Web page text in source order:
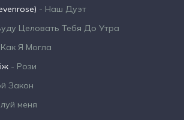
- Наш Дуэт
Целовать Тебя До Утра
Я Могла
- Рози
Закон
меня